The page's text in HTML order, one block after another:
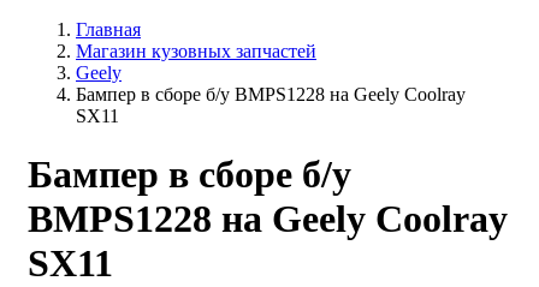
Главная
Магазин кузовных запчастей
Geely
Бампер в сборе б/у BMPS1228 на Geely Coolray
SX11
Бампер в сборе б/у
BMPS1228 на Geely Coolray
SX11